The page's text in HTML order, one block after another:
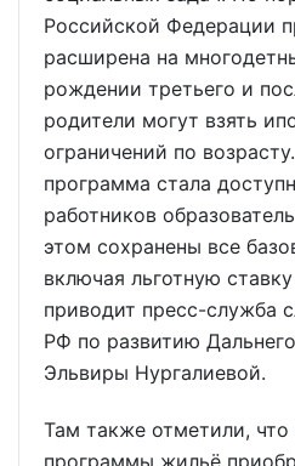
Российской Федерации
расширена на
рождении третьего и
родители могут взять
ограничений по
программа стала
работников
этом сохранены все
включая льготную
приводит пресс-служба
РФ по развитию
Эльвиры Нургалиевой.
Там также отметили, что
программы жильё